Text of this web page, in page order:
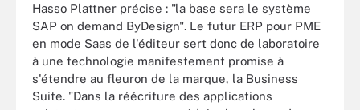
Hasso Plattner précise : "la base sera le système
SAP on demand ByDesign". Le futur ERP pour PME
en mode Saas de l'éditeur sert donc de laboratoire
à une technologie manifestement promise à
s'étendre au fleuron de la marque, la Business
Suite. "Dans la réécriture des applications